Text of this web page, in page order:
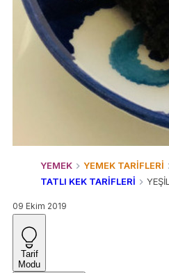
YEMEK YEMEK TARİFLERİ
TATLI KEK TARİFLERİ
09 Ekim 2019
Tarif
Modu